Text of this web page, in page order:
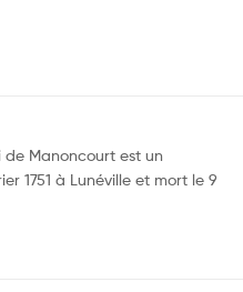
Manoncourt est un
1751 à Lunéville et mort le 9